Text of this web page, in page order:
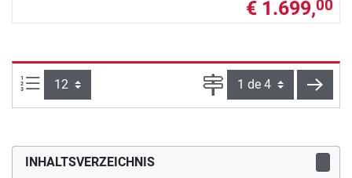
€ 1.699,00
Articles par page : Page
INHALTSVERZEICHNIS